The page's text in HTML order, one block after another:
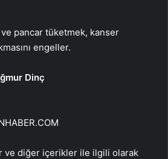
pancar tüketmek, kanser
engeller.
Dinç
ve diğer içerikler ile ilgili olarak